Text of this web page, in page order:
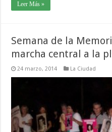
Leer Más »
Semana de la
marcha central a la
24 marzo, 2014 La Ciudad